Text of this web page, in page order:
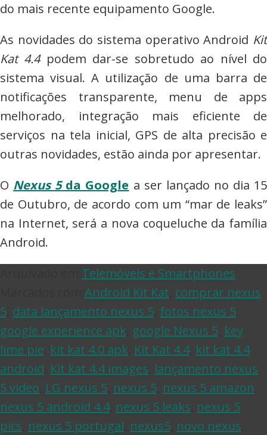
do mais recente equipamento Google.
As novidades do sistema operativo Android Kit
Kat 4.4podem dar-se sobretudo ao nível do
sistema visual. A utilização de uma barra de
notificações transparente, menu de apps
melhorado, integração mais eficiente de
serviços na tela inicial, GPS de alta precisão e
outras novidades, estão ainda por apresentar.
O Nexus 5da Google a ser lançado no dia 15
de Outubro, de acordo com um “mar de leaks”
na Internet, será a nova coqueluche da família
Android.
Telemóveis e Smartphones
Android Kit Kat comprar nexus
5 data lançamento nexus 5 fotos nexus 5
google experience apk google Nexus 5 key
lime pie kit kat 4.0 apk Kit Kat 4.4, kit kat 4.4
android Kit kat 4.4 images lançamento nexus
5 video LG nexus 5 nexus 5 nexus 5 amazon
nexus 5 android 4.4, nexus 5 leaks nexus 5
pics nexus 5 portugal nexus5 novo nexus